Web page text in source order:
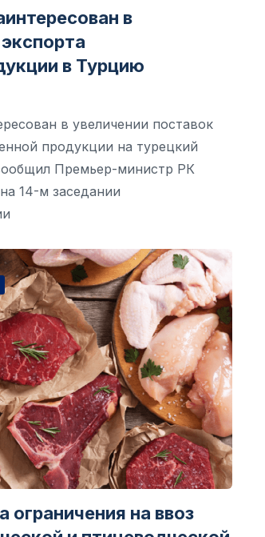
в
в Турцию
в увеличении поставок
продукции на турецкий
Премьер-министр РК
14-м заседании
ограничения на ввоз